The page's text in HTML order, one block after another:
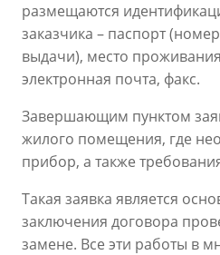
размещаются
заказчика – паспорт
выдачи), место
электронная почта, факс.
Завершающим пунктом
жилого помещения, где
прибор, а также
Такая заявка является
заключения договора
замене. Все эти работы в